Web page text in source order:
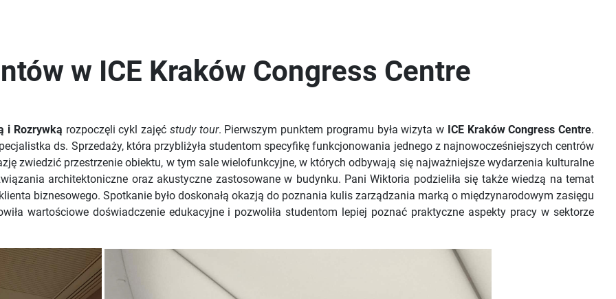
w ICE Kraków Congress Centre
i Rozrywką rozpoczęli cykl zajęć study tour. Pierwszym punktem programu była wizyta w ICE Kraków Congress Centre.
ds. Sprzedaży, która przybliżyła studentom specyfikę funkcjonowania jednego z najnowocześniejszych centrów
zwiedzić przestrzenie obiektu, w tym sale wielofunkcyjne, w których odbywają się najważniejsze wydarzenia kulturalne
architektoniczne oraz akustyczne zastosowane w budynku. Pani Wiktoria podzieliła się także wiedzą na temat
biznesowego. Spotkanie było doskonałą okazją do poznania kulis zarządzania marką o międzynarodowym zasięgu
wartościowe doświadczenie edukacyjne i pozwoliła studentom lepiej poznać praktyczne aspekty pracy w sektorze